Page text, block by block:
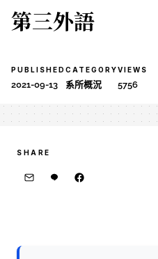
第三外語
PUBLISHED
2021-09-13
CATEGORY
系所概況
VIEWS
5756
SHARE